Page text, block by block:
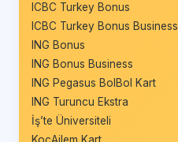
ICBC Turkey Bonus
ICBC Turkey Bonus Business
ING Bonus
ING Bonus Business
ING Pegasus BolBol Kart
ING Turuncu Ekstra
İş’te Üniversiteli